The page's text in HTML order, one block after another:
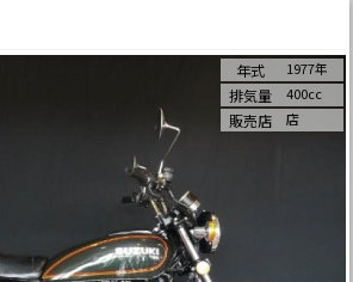
年式 1977年
排気量 400cc
販売店 店